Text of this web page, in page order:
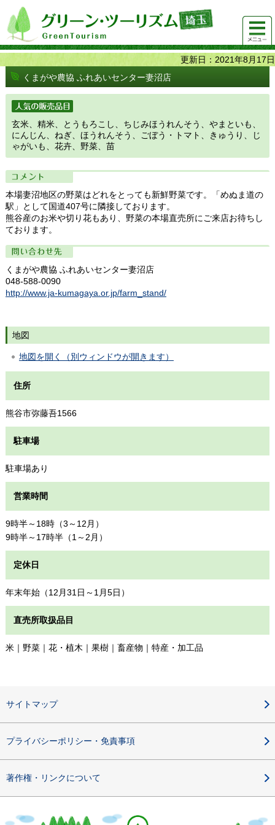
グリーンツーリズム埼玉 緑豊かな農山村で 楽しく！
美味しく！
メニュ
ー
更新日：2021年8月17日
くまがや農協 ふれあいセンター妻沼店
人気の販売品目
玄米、精米、とうもろこし、ちじみほうれんそう、やまといも、
にんじん、ねぎ、ほうれんそう、ごぼう・トマト、きゅうり、じ
ゃがいも、花卉、野菜、苗
コメント
本場妻沼地区の野菜はどれをとっても新鮮野菜です。「めぬま道の
駅」として国道407号に隣接しております。
熊谷産のお米や切り花もあり、野菜の本場直売所にご来店お待ちし
ております。
問い合わせ先
くまがや農協 ふれあいセンター妻沼店
048-588-0090
http://www.ja-kumagaya.or.jp/farm_stand/
地図
地図を開く（別ウィンドウが開きます）
住所
熊谷市弥藤吾1566
駐車場
駐車場あり
営業時間
9時半～18時（3～12月）
9時半～17時半（1～2月）
定休日
年末年始（12月31日～1月5日）
直売所取扱品目
米｜野菜｜花・植木｜果樹｜畜産物｜特産・加工品
サイトマップ
プライバシーポリシー・免責事項
著作権・リンクについて